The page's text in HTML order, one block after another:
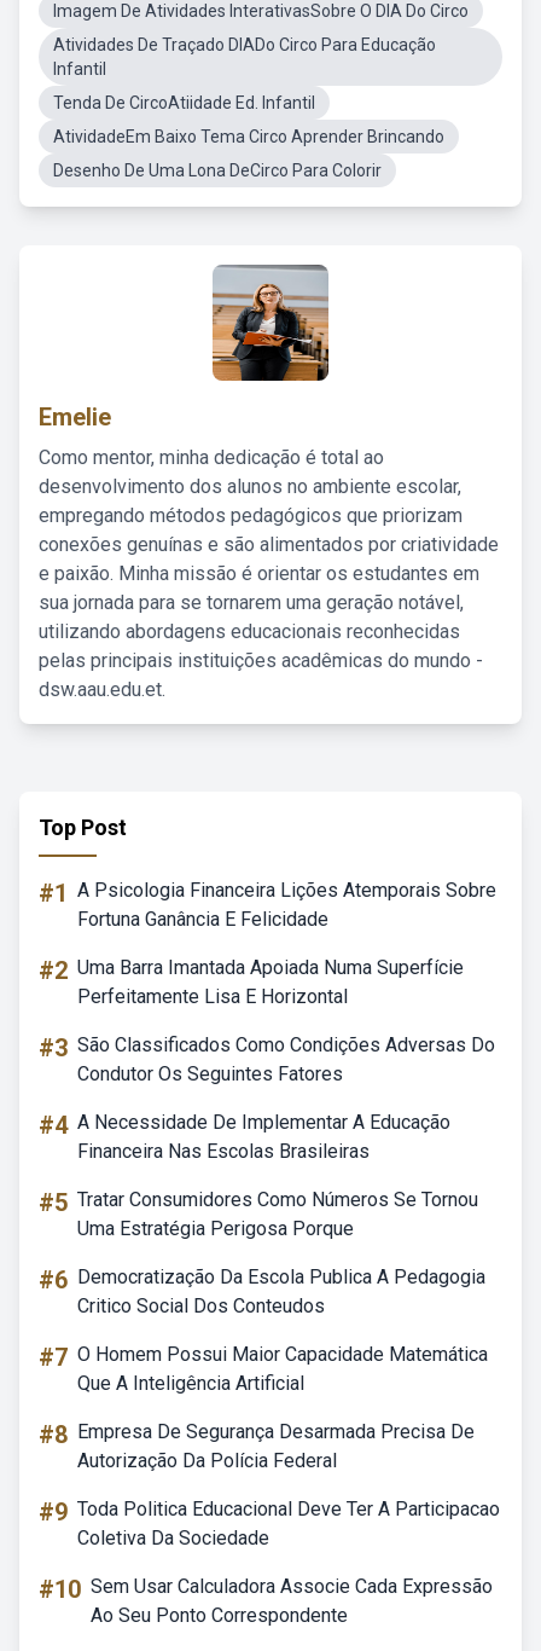
Imagem De Atividades InterativasSobre O DIA Do Circo
Atividades De Traçado DIADo Circo Para Educação
Infantil
Tenda De CircoAtiidade Ed. Infantil
AtividadeEm Baixo Tema Circo Aprender Brincando
Desenho De Uma Lona DeCirco Para Colorir
Emelie
Como mentor, minha dedicação é total ao
desenvolvimento dos alunos no ambiente escolar,
empregando métodos pedagógicos que priorizam
conexões genuínas e são alimentados por criatividade
e paixão. Minha missão é orientar os estudantes em
sua jornada para se tornarem uma geração notável,
utilizando abordagens educacionais reconhecidas
pelas principais instituições acadêmicas do mundo -
dsw.aau.edu.et.
Top Post
#1 A Psicologia Financeira Lições Atemporais Sobre
Fortuna Ganância E Felicidade
#2 Uma Barra Imantada Apoiada Numa Superfície
Perfeitamente Lisa E Horizontal
#3 São Classificados Como Condições Adversas Do
Condutor Os Seguintes Fatores
#4 A Necessidade De Implementar A Educação
Financeira Nas Escolas Brasileiras
#5 Tratar Consumidores Como Números Se Tornou
Uma Estratégia Perigosa Porque
#6 Democratização Da Escola Publica A Pedagogia
Critico Social Dos Conteudos
#7 O Homem Possui Maior Capacidade Matemática
Que A Inteligência Artificial
#8 Empresa De Segurança Desarmada Precisa De
Autorização Da Polícia Federal
#9 Toda Politica Educacional Deve Ter A Participacao
Coletiva Da Sociedade
#10 Sem Usar Calculadora Associe Cada Expressão
Ao Seu Ponto Correspondente